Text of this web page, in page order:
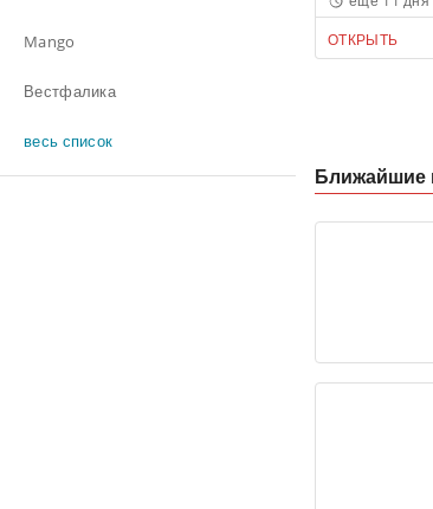
Mango
Вестфалика
весь список
ОТКРЫТЬ
Ближайшие